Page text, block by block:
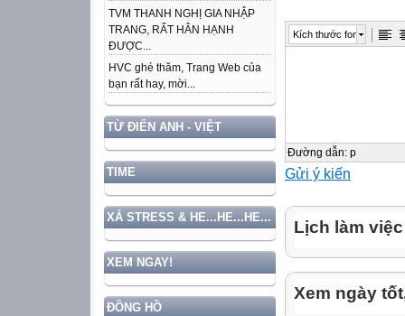
TVM THANH NGHỊ GIA NHẬP
TRANG, RẤT HÂN HẠNH
ĐƯỢC...
HVC ghé thăm, Trang Web của
bạn rất hay, mời...
TỪ ĐIỂN ANH - VIỆT
TIME
XẢ STRESS & HE...HE...HE...
XEM NGAY!
ĐỒNG HỒ
Bậc 4
Bậc 5
Bậc 10
Bậc 11

01001
Chuyên viên
Công chức
Kích thước font
Đường dẫn: p
Gửi ý kiến
Lịch làm việc
Xem ngày